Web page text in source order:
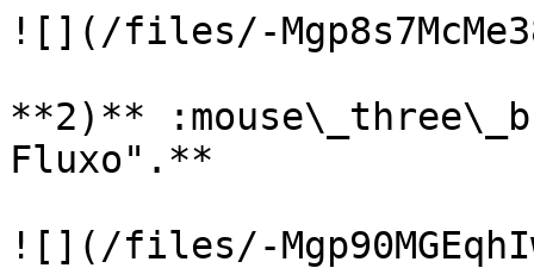
![](/files/-
**2)**
Fluxo".**
![](/files/-